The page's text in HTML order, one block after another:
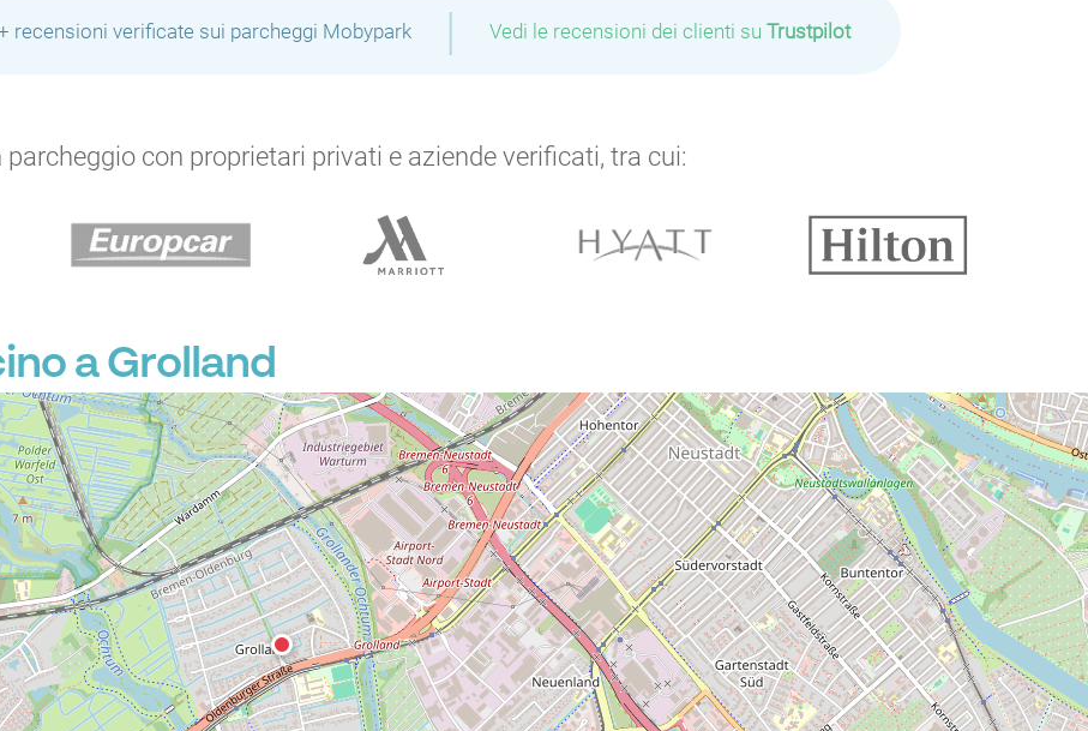
recensioni verificate sui parcheggi Mobypark | Vedi le recensioni dei clienti su Trustpilot
parcheggio con proprietari privati e aziende verificati, tra cui:
a Grolland